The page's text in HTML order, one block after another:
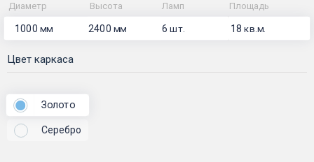
Диаметр Высота Ламп Площадь
1000 мм 2400 мм 6шт. 18кв.м.
Цвет каркаса
Золото
Серебро